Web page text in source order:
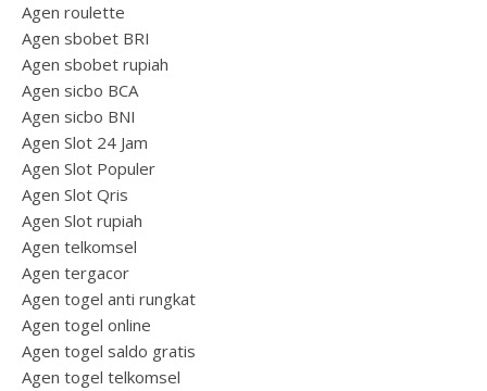
Agen roulette
Agen sbobet BRI
Agen sbobet rupiah
Agen sicbo BCA
Agen sicbo BNI
Agen Slot 24 Jam
Agen Slot Populer
Agen Slot Qris
Agen Slot rupiah
Agen telkomsel
Agen tergacor
Agen togel anti rungkat
Agen togel online
Agen togel saldo gratis
Agen togel telkomsel